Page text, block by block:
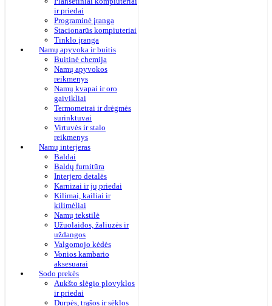
ir priedai
Programinė įranga
Stacionarūs kompiuteriai
Tinklo įranga
Namų apyvoka ir buitis
Buitinė chemija
Namų apyvokos
reikmenys
Namų kvapai ir oro
gaivikliai
Termometrai ir drėgmės
surinktuvai
Virtuvės ir stalo
reikmenys
Namų interjeras
Baldai
Baldų furnitūra
Interjero detalės
Karnizai ir jų priedai
Kilimai, kailiai ir
kilimėliai
Namų tekstilė
Užuolaidos, žaliuzės ir
uždangos
Valgomojo kėdės
Vonios kambario
aksesuarai
Sodo prekės
Aukšto slėgio plovyklos
ir priedai
Durpės, trąšos ir sėklos